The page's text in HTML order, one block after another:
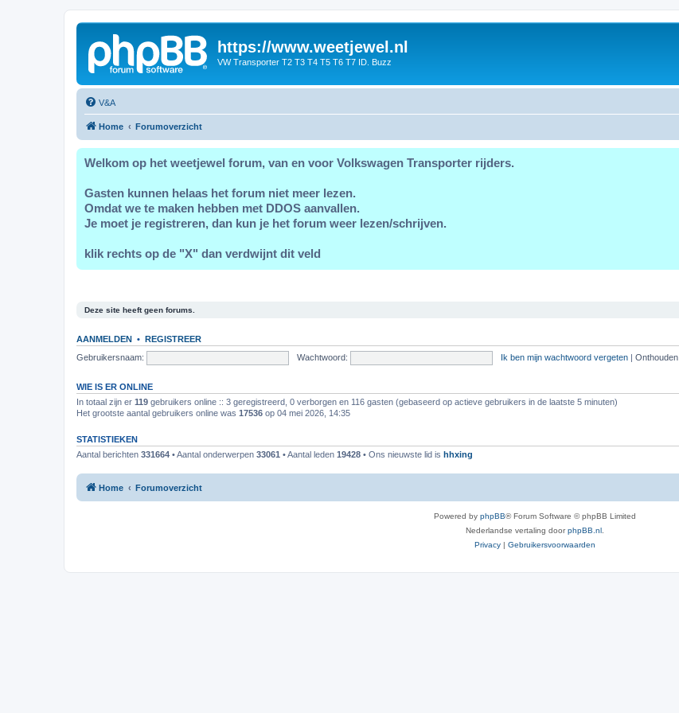
https://www.weetjewel.nl
VW Transporter T2 T3 T4 T5 T6 T7 ID. Buzz
V&A
Home Forumoverzicht
Welkom op het weetjewel forum, van en voor Volkswagen Transporter rijders.
Gasten kunnen helaas het forum niet meer lezen.
Omdat we te maken hebben met DDOS aanvallen.
Je moet je registreren, dan kun je het forum weer lezen/schrijven.
klik rechts op de "X" dan verdwijnt dit veld
Deze site heeft geen forums.
AANMELDEN • REGISTREER
Gebruikersnaam:
Wachtwoord: Ik ben mijn wachtwoord vergeten | Onthouden
WIE IS ER ONLINE
In totaal zijn er 119 gebruikers online :: 3 geregistreerd, 0 verborgen en 116 gasten (gebaseerd op actieve gebruikers in de laatste 5 minuten)
Het grootste aantal gebruikers online was 17536 op 04 mei 2026, 14:35
STATISTIEKEN
Aantal berichten 331664 • Aantal onderwerpen 33061 • Aantal leden 19428 • Ons nieuwste lid is hhxing
Home Forumoverzicht
Powered by phpBB® Forum Software © phpBB Limited
Nederlandse vertaling doorphpBB.nl
Privacy | Gebruikersvoorwaarden